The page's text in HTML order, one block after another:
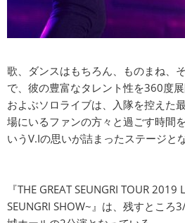
歌、ダンスはもちろん、ものまね、
で、彼の豊富なタレント性を360度
およぶソロライブは、入隊を控えた
場にいるファンの方々と過ごす時間
いうV.Iの思いが詰まったステージと
『THE GREAT SEUNGRI TOUR 2019
SEUNGRI SHOW~』は、残すところ